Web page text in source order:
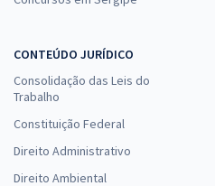
CONTEÚDO JURÍDICO
Consolidação das Leis do
Trabalho
Constituição Federal
Direito Administrativo
Direito Ambiental